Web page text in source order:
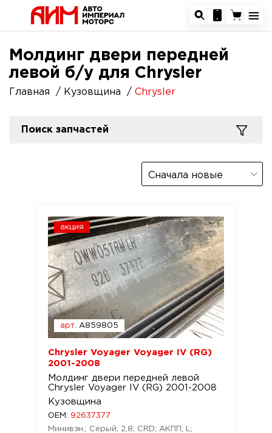
Молдинг двери передней
левой б/у для Chrysler
Главная Кузовщина Chrysler
Поиск запчастей
Сначала новые
акция
арт. A859805
Chrysler Voyager Voyager IV (RG)
2001-2008
Молдинг двери передней левой
Chrysler Voyager IV (RG) 2001-2008
Кузовщина
OEM: 92637377
Минивэн.; Серый; 2,8; CRD; АКПП; L;